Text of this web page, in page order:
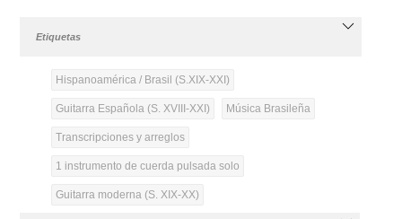
Etiquetas
Hispanoamérica / Brasil (S.XIX-XXI)
Guitarra Española (S. XVIII-XXI) Música Brasileña
Transcripciones y arreglos
1 instrumento de cuerda pulsada solo
Guitarra moderna (S. XIX-XX)